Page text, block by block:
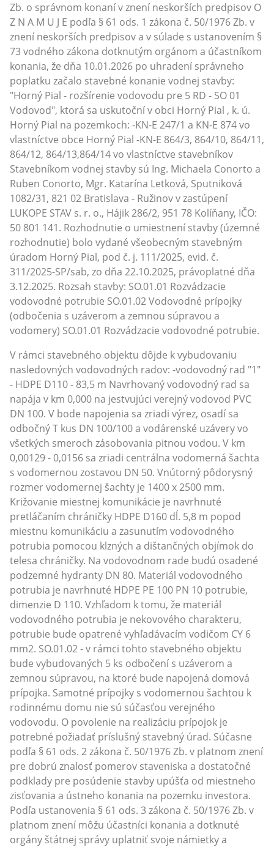
Zb. o správnom konaní v znení neskorších predpisov O
Z N A M U J E podľa § 61 ods. 1 zákona č. 50/1976 Zb. v
znení neskorších predpisov a v súlade s ustanovením §
73 vodného zákona dotknutým orgánom a účastníkom
konania, že dňa 10.01.2026 po uhradení správneho
poplatku začalo stavebné konanie vodnej stavby:
"Horný Pial - rozšírenie vodovodu pre 5 RD - SO 01
Vodovod", ktorá sa uskutoční v obci Horný Pial , k. ú.
Horný Pial na pozemkoch: -KN-E 247/1 a KN-E 874 vo
vlastníctve obce Horný Pial -KN-E 864/3, 864/10, 864/11,
864/12, 864/13,864/14 vo vlastníctve stavebníkov
Stavebníkom vodnej stavby sú Ing. Michaela Conorto a
Ruben Conorto, Mgr. Katarína Letková, Sputniková
1082/31, 821 02 Bratislava - Ružinov v zastúpení
LUKOPE STAV s. r. o., Hájik 286/2, 951 78 Kolíňany, IČO:
50 801 141. Rozhodnutie o umiestnení stavby (územné
rozhodnutie) bolo vydané všeobecným stavebným
úradom Horný Pial, pod č. j. 111/2025, evid. č.
311/2025-SP/sab, zo dňa 22.10.2025, právoplatné dňa
3.12.2025. Rozsah stavby: SO.01.01 Rozvádzacie
vodovodné potrubie SO.01.02 Vodovodné prípojky
(odbočenia s uzáverom a zemnou súpravou a
vodomery) SO.01.01 Rozvádzacie vodovodné potrubie.
V rámci stavebného objektu dôjde k vybudovaniu
nasledovných vodovodných radov: -vodovodný rad "1"
- HDPE D110 - 83,5 m Navrhovaný vodovodný rad sa
napája v km 0,000 na jestvujúci verejný vodovod PVC
DN 100. V bode napojenia sa zriadi výrez, osadí sa
odbočný T kus DN 100/100 a vodárenské uzávery vo
všetkých smeroch zásobovania pitnou vodou. V km
0,00129 - 0,0156 sa zriadi centrálna vodomerná šachta
s vodomernou zostavou DN 50. Vnútorný pôdorysný
rozmer vodomernej šachty je 1400 x 2500 mm.
Križovanie miestnej komunikácie je navrhnuté
pretláčaním chráničky HDPE D160 dĺ. 5,8 m popod
miestnu komunikáciu a zasunutím vodovodného
potrubia pomocou klzných a dištančných objímok do
telesa chráničky. Na vodovodnom rade budú osadené
podzemné hydranty DN 80. Materiál vodovodného
potrubia je navrhnuté HDPE PE 100 PN 10 potrubie,
dimenzie D 110. Vzhľadom k tomu, že materiál
vodovodného potrubia je nekovového charakteru,
potrubie bude opatrené vyhľadávacím vodičom CY 6
mm2. SO.01.02 - v rámci tohto stavebného objektu
bude vybudovaných 5 ks odbočení s uzáverom a
zemnou súpravou, na ktoré bude napojená domová
prípojka. Samotné prípojky s vodomernou šachtou k
rodinnému domu nie sú súčasťou verejného
vodovodu. O povolenie na realizáciu prípojok je
potrebné požiadať príslušný stavebný úrad. Súčasne
podľa § 61 ods. 2 zákona č. 50/1976 Zb. v platnom znení
pre dobrú znalosť pomerov staveniska a dostatočné
podklady pre posúdenie stavby upúšťa od miestneho
zisťovania a ústneho konania na pozemku investora.
Podľa ustanovenia § 61 ods. 3 zákona č. 50/1976 Zb. v
platnom znení môžu účastníci konania a dotknuté
orgány štátnej správy uplatniť svoje námietky a